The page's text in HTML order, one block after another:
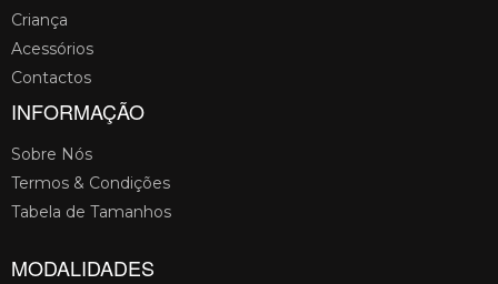
Criança
Acessórios
Contactos
INFORMAÇÃO
Sobre Nós
Termos & Condições
Tabela de Tamanhos
MODALIDADES